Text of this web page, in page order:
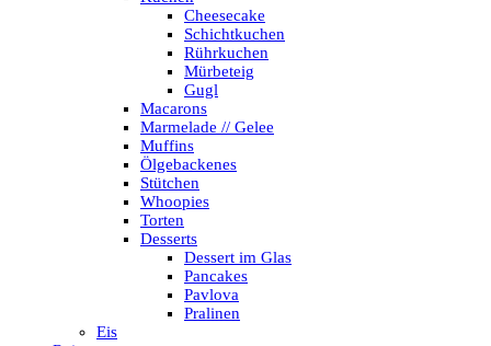
Cheesecake
Schichtkuchen
Rührkuchen
Mürbeteig
Gugl
Macarons
Marmelade // Gelee
Muffins
Ölgebackenes
Stütchen
Whoopies
Torten
Desserts
Dessert im Glas
Pancakes
Pavlova
Pralinen
Eis